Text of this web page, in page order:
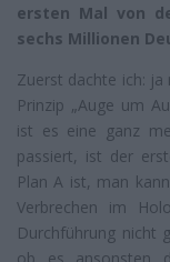
ersten Mal von
sechs Millionen
Zuerst dachte ich:
Prinzip „Auge um
ist es eine ganz
passiert, ist der
Plan A ist, man
Verbrechen im
Durchführung nicht